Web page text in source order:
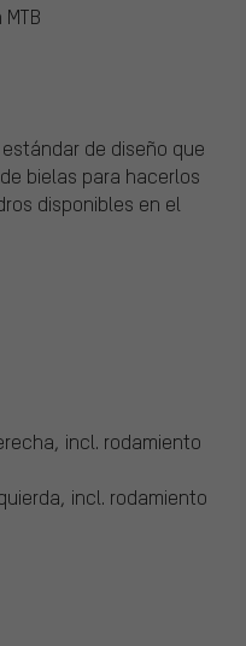
de diseño que
bielas para hacerlos
disponibles en el
incl. rodamiento
incl. rodamiento